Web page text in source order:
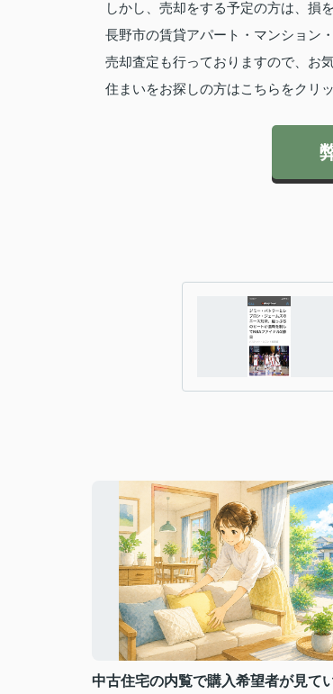
しかし、売却をする予定の方は、損
長野市の賃貸アパート・マンション
売却査定も行っておりますので、お
住まいをお探しの方はこちらをクリ
中古住宅の内覧で購入希望者が見て